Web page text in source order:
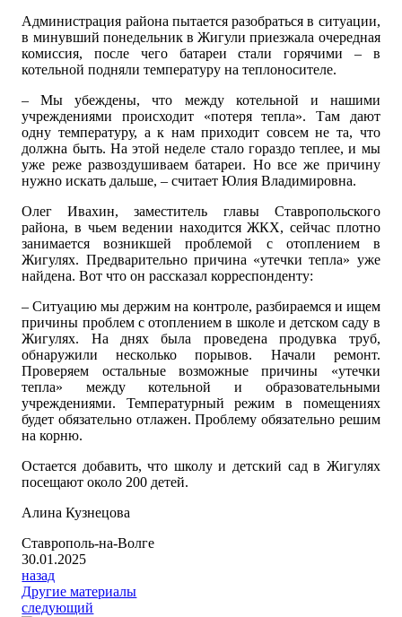
Администрация района пытается разобраться в ситуации,
в минувший понедельник в Жигули приезжала очередная
комиссия, после чего батареи стали горячими – в
котельной подняли температуру на теплоносителе.
– Мы убеждены, что между котельной и нашими
учреждениями происходит «потеря тепла». Там дают
одну температуру, а к нам приходит совсем не та, что
должна быть. На этой неделе стало гораздо теплее, и мы
уже реже развоздушиваем батареи. Но все же причину
нужно искать дальше, – считает Юлия Владимировна.
Олег Ивахин, заместитель главы Ставропольского
района, в чьем ведении находится ЖКХ, сейчас плотно
занимается возникшей проблемой с отоплением в
Жигулях. Предварительно причина «утечки тепла» уже
найдена. Вот что он рассказал корреспонденту:
– Ситуацию мы держим на контроле, разбираемся и ищем
причины проблем с отоплением в школе и детском саду в
Жигулях. На днях была проведена продувка труб,
обнаружили несколько порывов. Начали ремонт.
Проверяем остальные возможные причины «утечки
тепла» между котельной и образовательными
учреждениями. Температурный режим в помещениях
будет обязательно отлажен. Проблему обязательно решим
на корню.
Остается добавить, что школу и детский сад в Жигулях
посещают около 200 детей.
Алина Кузнецова
Ставрополь-на-Волге
30.01.2025
назад
Другие материалы
следующий